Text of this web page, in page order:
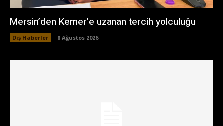
Mersin’den Kemer’e uzanan tercih yolculuğu
Dış Haberler 8 Ağustos 2026